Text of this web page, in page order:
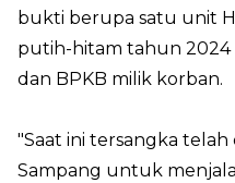
bukti berupa satu unit
putih-hitam tahun 2024
dan BPKB milik korban.
"Saat ini tersangka
Sampang untuk